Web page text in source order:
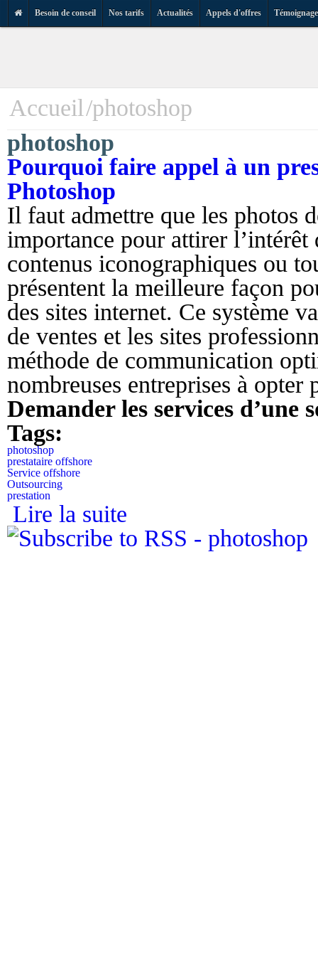
Besoin de conseil Nos tarifs Actualités Appels d'offres
Accueil photoshop
photoshop
Pourquoi faire appel à un
Photoshop
Il faut admettre que les photos
importance pour attirer
contenus iconographiques ou
présentent la meilleure façon
des sites internet. Ce système
de ventes et les sites
méthode de communication
nombreuses entreprises à
Demander les services d’une
Tags:
photoshop
prestataire offshore
Service offshore
Outsourcing
prestation
Lire la suite